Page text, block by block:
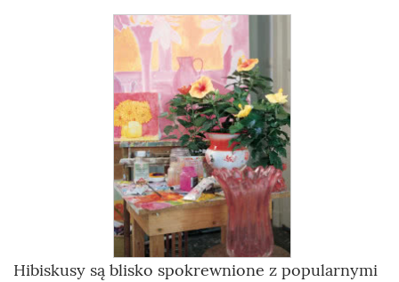
Hibiskusy są blisko spokrewnione z popularnymi